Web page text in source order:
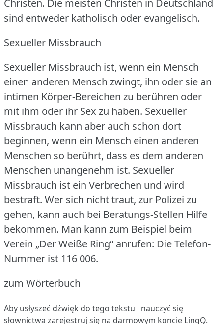
Christen. Die meisten Christen in Deutschland
sind entweder katholisch oder evangelisch.
Sexueller Missbrauch
Sexueller Missbrauch ist, wenn ein Mensch
einen anderen Mensch zwingt, ihn oder sie an
intimen Körper-Bereichen zu berühren oder
mit ihm oder ihr Sex zu haben. Sexueller
Missbrauch kann aber auch schon dort
beginnen, wenn ein Mensch einen anderen
Menschen so berührt, dass es dem anderen
Menschen unangenehm ist. Sexueller
Missbrauch ist ein Verbrechen und wird
bestraft. Wer sich nicht traut, zur Polizei zu
gehen, kann auch bei Beratungs-Stellen Hilfe
bekommen. Man kann zum Beispiel beim
Verein „Der Weiße Ring“ anrufen: Die Telefon-
Nummer ist 116 006.
zum Wörterbuch
Aby usłyszeć dźwięk do tego tekstu i nauczyć się
słownictwa zarejestruj się na darmowym koncie LingQ.